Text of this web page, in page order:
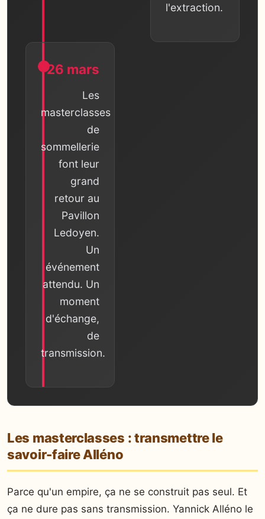
l'extraction.
26 mars
Les
masterclasses
de
sommellerie
font leur
grand
retour au
Pavillon
Ledoyen.
Un
événement
attendu. Un
moment
d'échange,
de
transmission.
Les masterclasses : transmettre le
savoir-faire Alléno
Parce qu'un empire, ça ne se construit pas seul. Et
ça ne dure pas sans transmission. Yannick Alléno le